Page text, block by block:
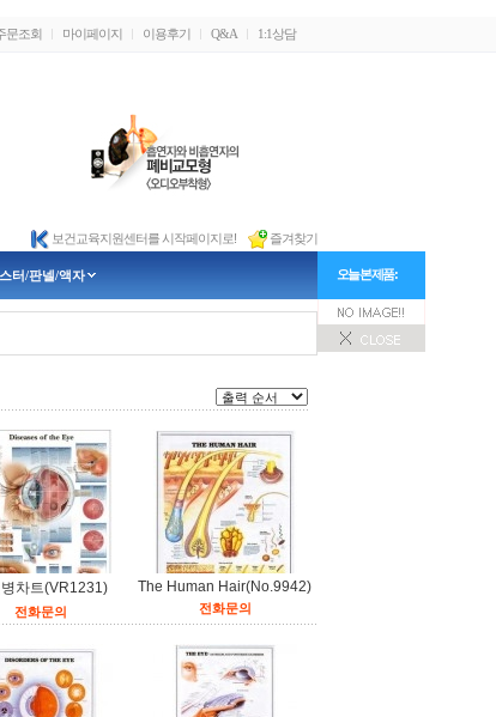
문조회 마이페이지 이용후기 Q&A 1:1상담
보건교육지원센터를 시작페이지로! 즐겨찾기
터/판넬/액자
차트(VR1231)
전화문의
The Human Hair(No.9942)
전화문의
오늘 본 제품 :